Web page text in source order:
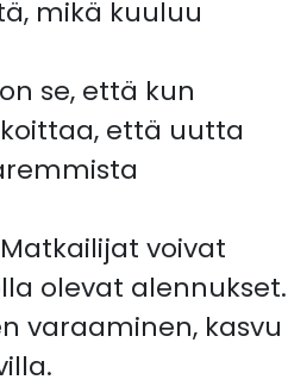
mikä kuuluu
se, että kun
että uutta
voivat
olevat alennukset.
varaaminen, kasvu